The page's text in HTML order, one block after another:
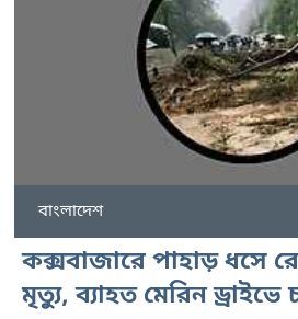
বাংলাদেশ
কক্সবাজারে পাহাড় ধসে
মৃত্যু, ব্যাহত মেরিন